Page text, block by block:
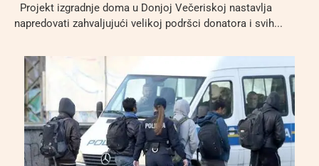
Projekt izgradnje doma u Donjoj Večeriskoj nastavlja
napredovati zahvaljujući velikoj podršci donatora i svih...